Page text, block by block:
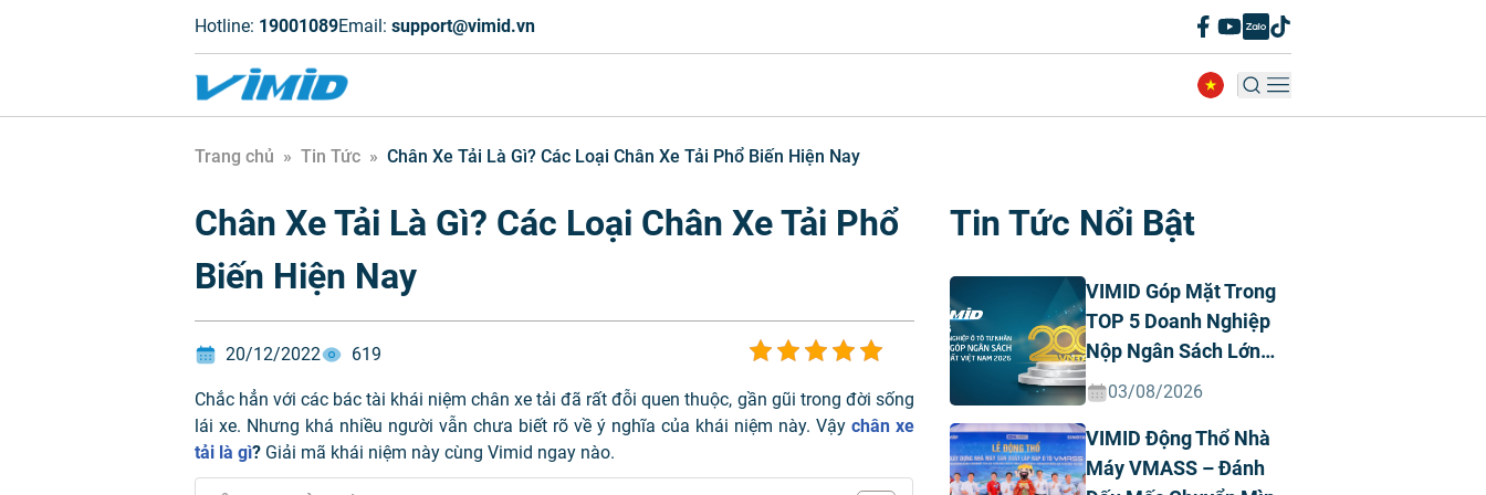
Hotline: 19001089Email: support@vimid.vn
Trang chủ » Tin Tức » Chân Xe Tải Là Gì? Các Loại Chân Xe Tải Phổ Biến Hiện Nay
Chân Xe Tải Là Gì? Các Loại Chân Xe Tải Phổ
Biến Hiện Nay
20/12/2022 619
Chắc hẳn với các bác tài khái niệm chân xe tải đã rất đỗi quen thuộc, gần gũi trong đời sống
lái xe. Nhưng khá nhiều người vẫn chưa biết rõ về ý nghĩa của khái niệm này. Vậy chân xe
tải là gì? Giải mã khái niệm này cùng Vimid ngay nào.
Tin Tức Nổi Bật
VIMID Góp Mặt Trong
TOP 5 Doanh Nghiệp
Nộp Ngân Sách Lớn
Nhất Việt Nam Năm
Nhân
03/08/2026
VIMID Động Thổ Nhà
Máy VMASS – Đánh